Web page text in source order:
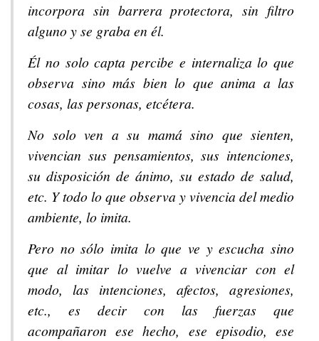
incorpora sin barrera protectora, sin filtro
alguno y se graba en él.
Él no solo capta percibe e internaliza lo que
observa sino más bien lo que anima a las
cosas, las personas, etcétera.
No solo ven a su mamá sino que sienten,
vivencian sus pensamientos, sus intenciones,
su disposición de ánimo, su estado de salud,
etc. Y todo lo que observa y vivencia del medio
ambiente, lo imita.
Pero no sólo imita lo que ve y escucha sino
que al imitar lo vuelve a vivenciar con el
modo, las intenciones, afectos, agresiones,
etc., es decir con las fuerzas que
acompañaron ese hecho, ese episodio, ese